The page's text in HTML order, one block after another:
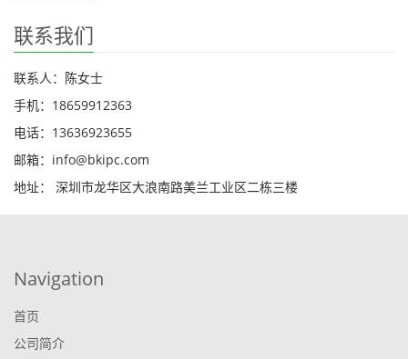
联系我们
联系人：陈女士
手机：18659912363
电话：13636923655
邮箱：info@bkipc.com
地址： 深圳市龙华区大浪南路美兰工业区二栋三楼
Navigation
首页
公司简介